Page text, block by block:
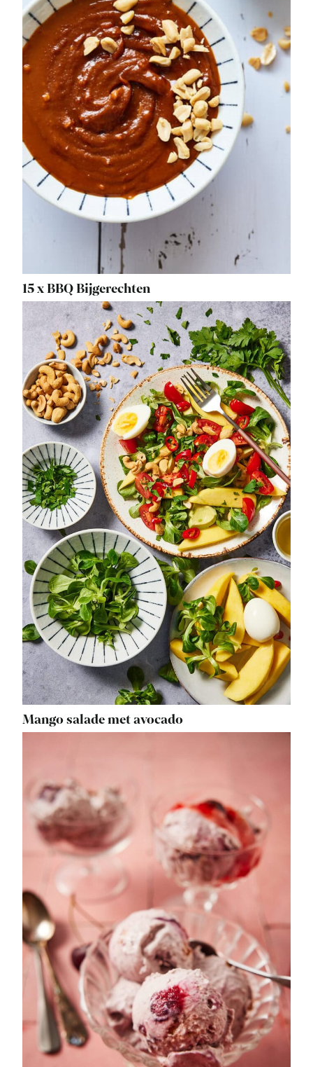
15 x BBQ Bijgerechten
Mango salade met avocado